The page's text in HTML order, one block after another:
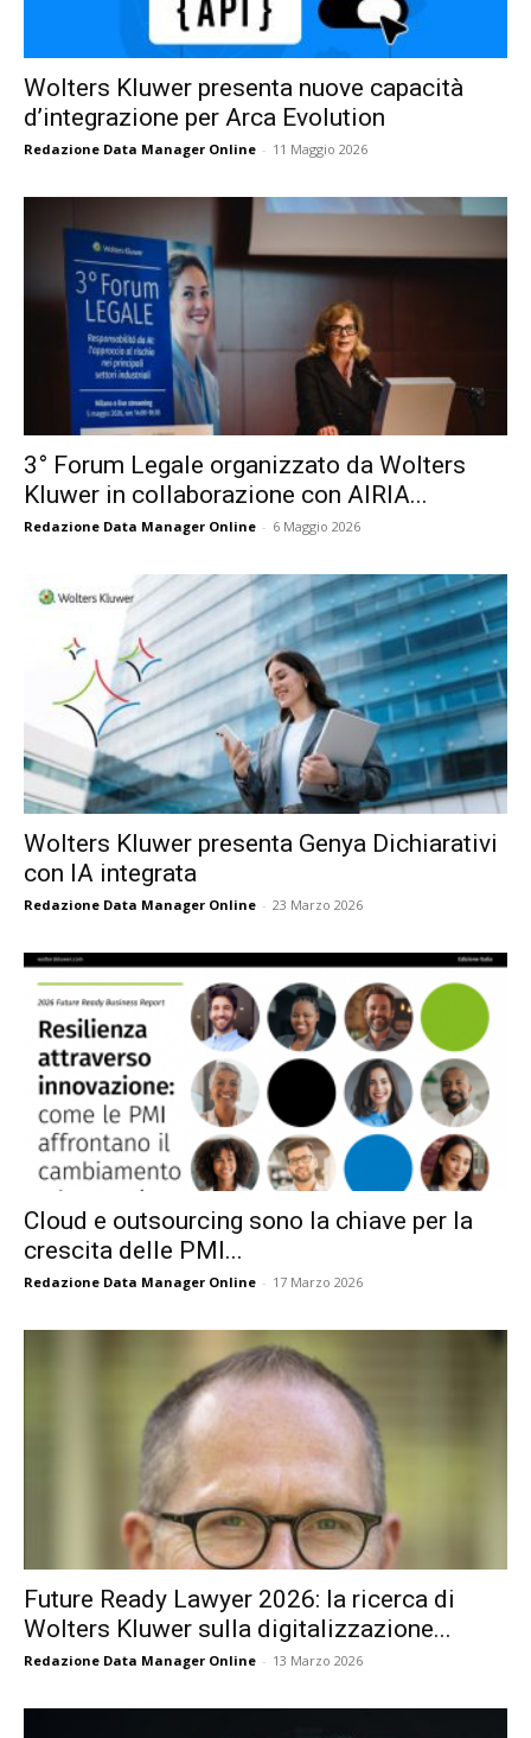
Wolters Kluwer presenta nuove capacità
d’integrazione per Arca Evolution
Redazione Data Manager Online - 11 Maggio 2026
3° Forum Legale organizzato da Wolters
Kluwer in collaborazione con AIRIA...
Redazione Data Manager Online - 6 Maggio 2026
Wolters Kluwer presenta Genya Dichiarativi
con IA integrata
Redazione Data Manager Online - 23 Marzo 2026
Cloud e outsourcing sono la chiave per la
crescita delle PMI...
Redazione Data Manager Online - 17 Marzo 2026
Future Ready Lawyer 2026: la ricerca di
Wolters Kluwer sulla digitalizzazione...
Redazione Data Manager Online - 13 Marzo 2026